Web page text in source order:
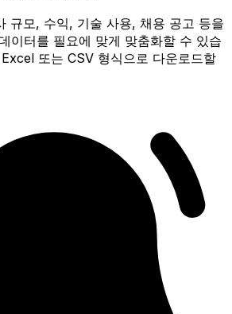
규모, 수익, 기술 사용, 채용 공고 등을
이터를 필요에 맞게 맞춤화할 수 있습
또는 CSV 형식으로 다운로드할